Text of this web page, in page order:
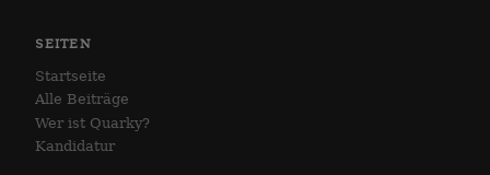
SEITEN
Startseite
Alle Beiträge
Wer ist Quarky?
Kandidatur